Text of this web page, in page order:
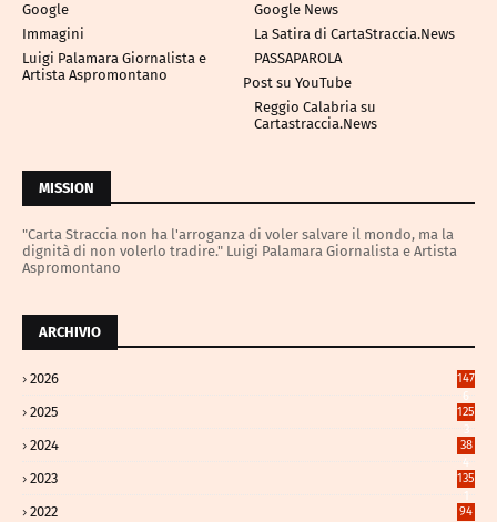
Google
Google News
Immagini
La Satira di CartaStraccia.News
Luigi Palamara Giornalista e
Artista Aspromontano
PASSAPAROLA
Post su YouTube
Reggio Calabria su
Cartastraccia.News
MISSION
"Carta Straccia non ha l'arroganza di voler salvare il mondo, ma la
dignità di non volerlo tradire." Luigi Palamara Giornalista e Artista
Aspromontano
ARCHIVIO
2026
147
6
2025
125
3
2024
38
4
2023
135
1
2022 94